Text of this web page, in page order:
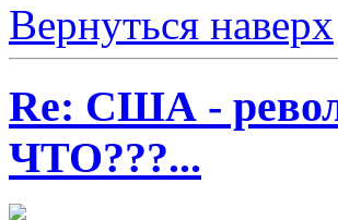
Вернуться наверх
Re: США -
ЧТО???...